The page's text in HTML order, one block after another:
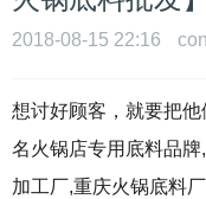
2018-08-15 22:16
想讨好顾客，就要把他
名火锅店专用底料品
加工厂,重庆火锅底料